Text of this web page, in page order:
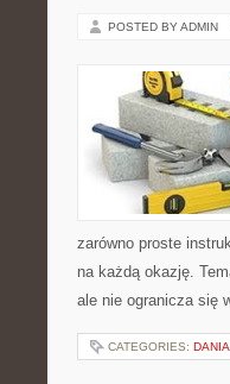
POSTED BY ADMIN
zarówno proste
na każdą okazję.
ale nie ogranicza się
CATEGORIES: